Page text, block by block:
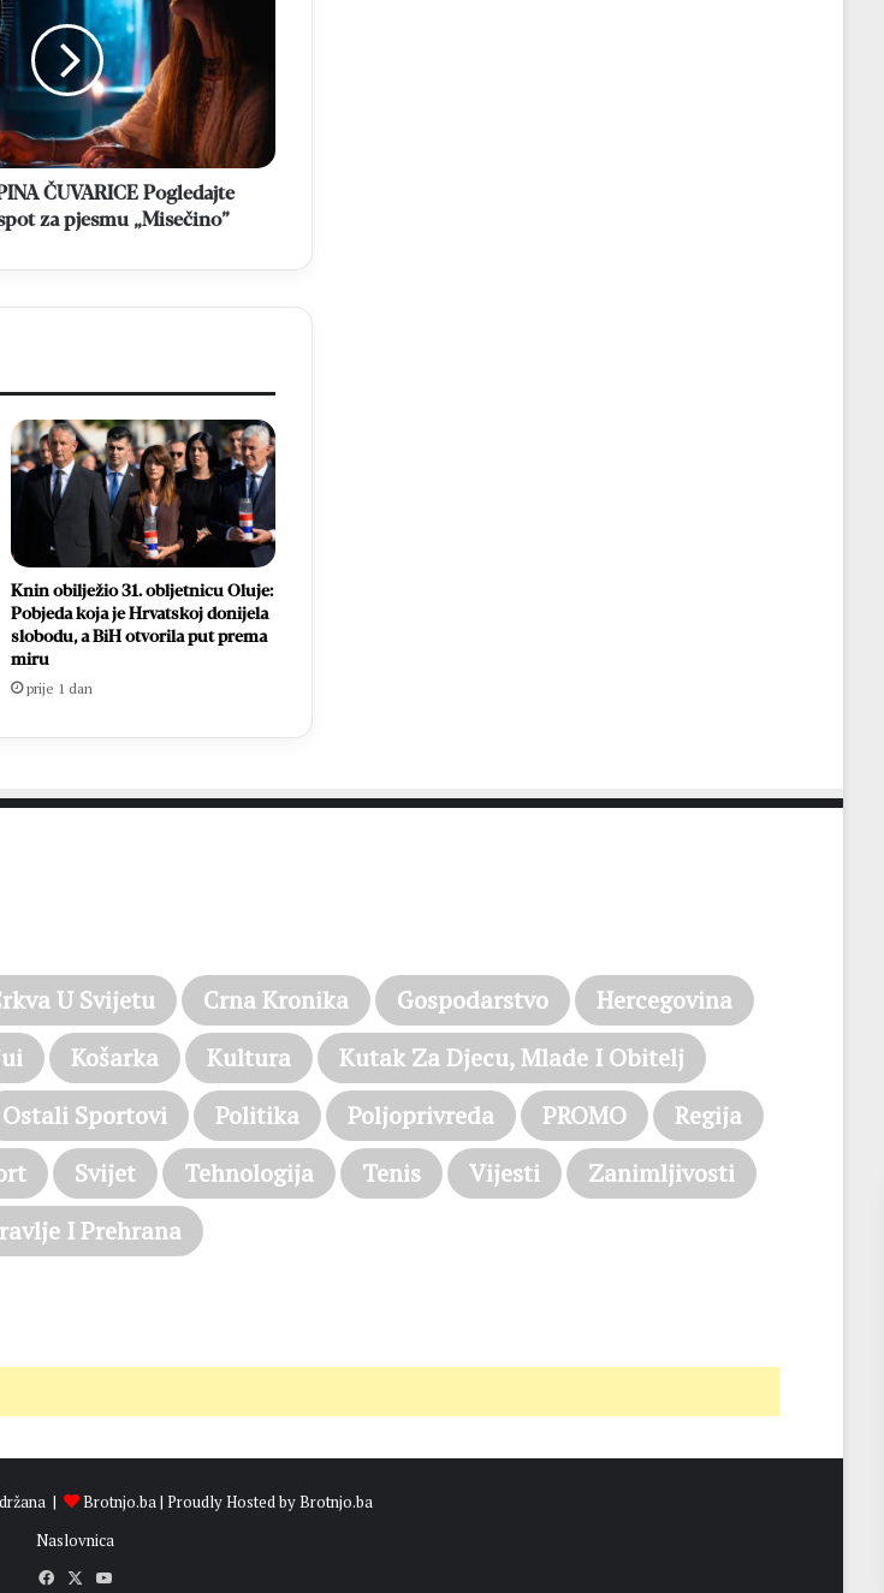
ČUVARICE Pogledajte
za pjesmu „Misečino”
Knin obilježio 31. obljetnicu Oluje:
Pobjeda koja je Hrvatskoj donijela
slobodu, a BiH otvorila put prema
miru
prije 1 dan
U Svijetu Crna Kronika Gospodarstvo
Hercegovina
Košarka Kultura
Kutak Za Djecu, Mlade I Obitelj
Ostali Sportovi Politika Poljoprivreda PROMO
Regija
Svijet Tehnologija Tenis Vijesti
Zanimljivosti
I Prehrana
| Brotnjo.ba| Proudly Hosted byBrotnjo.ba
Naslovnica
FacebookYouTube